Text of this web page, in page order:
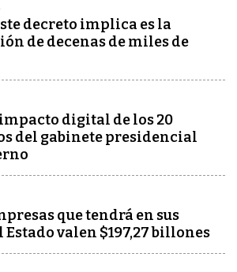
decreto implica es la
de decenas de miles de
digital de los 20
del gabinete presidencial
que tendrá en sus
Estado valen $197,27 billones